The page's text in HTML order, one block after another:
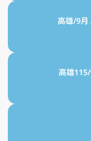
高雄/9
高雄